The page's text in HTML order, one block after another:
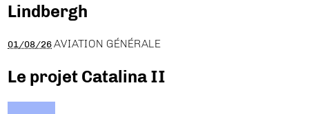
Lindbergh
01/08/26 AVIATION GÉNÉRALE
Le projet Catalina II